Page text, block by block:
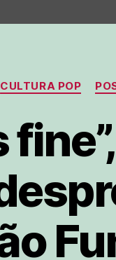
Categorias
CULTURA POP